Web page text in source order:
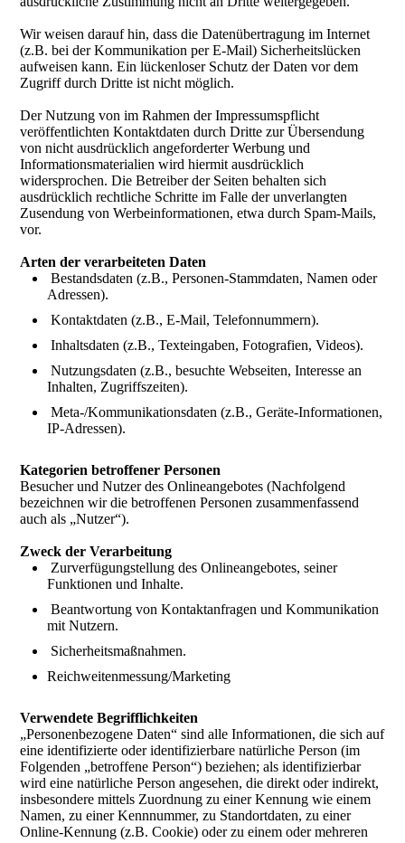
Wir weisen darauf hin, dass die Datenübertragung im Internet
(z.B. bei der Kommunikation per E-Mail) Sicherheitslücken
aufweisen kann. Ein lückenloser Schutz der Daten vor dem
Zugriff durch Dritte ist nicht möglich.
Der Nutzung von im Rahmen der Impressumspflicht
veröffentlichten Kontaktdaten durch Dritte zur Übersendung
von nicht ausdrücklich angeforderter Werbung und
Informationsmaterialien wird hiermit ausdrücklich
widersprochen. Die Betreiber der Seiten behalten sich
ausdrücklich rechtliche Schritte im Falle der unverlangten
Zusendung von Werbeinformationen, etwa durch Spam-Mails,
vor.
Arten der verarbeiteten Daten
Bestandsdaten (z.B., Personen-Stammdaten, Namen oder
Adressen).
Kontaktdaten (z.B., E-Mail, Telefonnummern).
Inhaltsdaten (z.B., Texteingaben, Fotografien, Videos).
Nutzungsdaten (z.B., besuchte Webseiten, Interesse an
Inhalten, Zugriffszeiten).
Meta-/Kommunikationsdaten (z.B., Geräte-Informationen,
IP-Adressen).
Kategorien betroffener Personen
Besucher und Nutzer des Onlineangebotes (Nachfolgend
bezeichnen wir die betroffenen Personen zusammenfassend
auch als „Nutzer“).
Zweck der Verarbeitung
Zurverfügungstellung des Onlineangebotes, seiner
Funktionen und Inhalte.
Beantwortung von Kontaktanfragen und Kommunikation
mit Nutzern.
Sicherheitsmaßnahmen.
Reichweitenmessung/Marketing
Verwendete Begrifflichkeiten
„Personenbezogene Daten“ sind alle Informationen, die sich auf
eine identifizierte oder identifizierbare natürliche Person (im
Folgenden „betroffene Person“) beziehen; als identifizierbar
wird eine natürliche Person angesehen, die direkt oder indirekt,
insbesondere mittels Zuordnung zu einer Kennung wie einem
Namen, zu einer Kennnummer, zu Standortdaten, zu einer
Online-Kennung (z.B. Cookie) oder zu einem oder mehreren